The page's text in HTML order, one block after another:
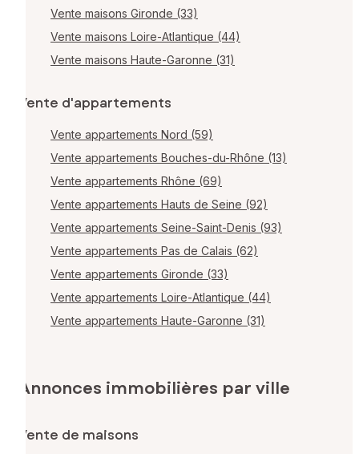
Vente maisons Gironde (33)
Vente maisons Loire-Atlantique (44)
Vente maisons Haute-Garonne (31)
Vente d'appartements
Vente appartements Nord (59)
Vente appartements Bouches-du-Rhône (13)
Vente appartements Rhône (69)
Vente appartements Hauts de Seine (92)
Vente appartements Seine-Saint-Denis (93)
Vente appartements Pas de Calais (62)
Vente appartements Gironde (33)
Vente appartements Loire-Atlantique (44)
Vente appartements Haute-Garonne (31)
Annonces immobilières par ville
Vente de maisons